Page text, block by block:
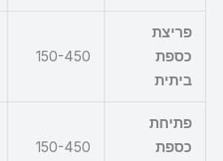
פריצת
כספת
ביתית
150-450
פתיחת
כספת
150-450